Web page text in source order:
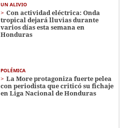
UN ALIVIO
Con actividad eléctrica: Onda
tropical dejará lluvias durante
varios días esta semana en
Honduras
POLÉMICA
La More protagoniza fuerte pelea
con periodista que criticó su fichaje
en Liga Nacional de Honduras